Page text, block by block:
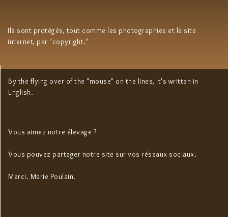
Ils sont protégés, tout comme les photographies et le site
internet, par "copyright."
By the flying over of the "mouse" on the lines, it's written in
English.
Vous aimez notre élevage ?
Vous pouvez partager notre site sur vos réseaux sociaux.
Merci. Marie Poulain.